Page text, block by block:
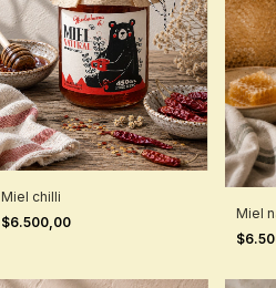
Miel chilli
$6.500,00
Miel